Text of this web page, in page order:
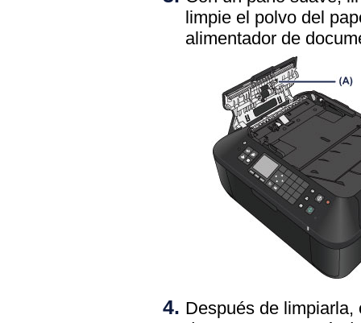
limpie el polvo del
alimentador de
Después de